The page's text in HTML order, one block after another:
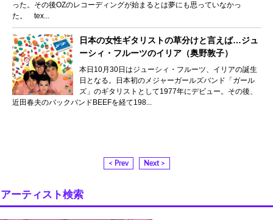
った。その後OZのレコーディングが始まるとは夢にも思っていなかっ
た。 tex...
日本の女性ギタリストの草分けと言えば…ジュ
ーシィ・フルーツのイリア（奥野敦子）
本日10月30日はジューシィ・フルーツ、イリアの誕生
日となる。日本初のメジャーガールズバンド「ガール
ズ」のギタリストとして1977年にデビュー。その後、
近田春夫のバックバンドBEEFを経て198...
< Prev Next >
アーティスト検索